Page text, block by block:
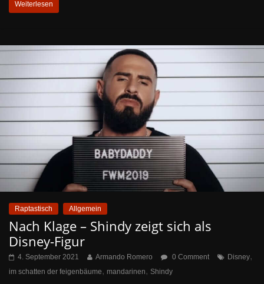
Weiterlesen
Raptastisch Allgemein
Nach Klage – Shindy zeigt sich als
Disney-Figur
4. September 2021 Armando Romero 0 Comment Disney,
im schatten der feigenbäume, mandarinen, Shindy